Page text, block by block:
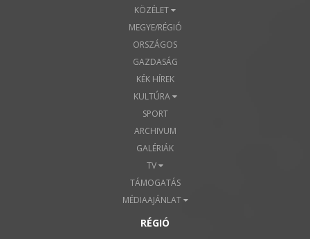
KÖZÉLET
MEGYE/RÉGIÓ
ORSZÁGOS
GAZDASÁG
KÉK HÍREK
KULTÚRA
SPORT
ARCHIVUM
GALÉRIÁK
TV
TÁMOGATÁS
MÉDIAAJÁNLAT
RÉGIÓ